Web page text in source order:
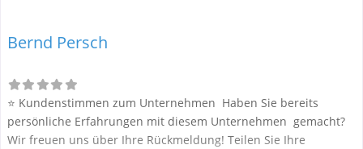
Bernd Persch
⭐ Kundenstimmen zum Unternehmen Haben Sie bereits
persönliche Erfahrungen mit diesem Unternehmen gemacht?
Wir freuen uns über Ihre Rückmeldung! Teilen Sie Ihre